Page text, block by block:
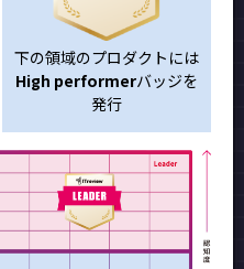
下の領域のプロダクトには
High performerバッジを
発行